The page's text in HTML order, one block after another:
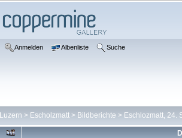
Anmelden Albenliste Suche
Luzern > Escholzmatt > Bildberichte > Eschlozmatt, 24.